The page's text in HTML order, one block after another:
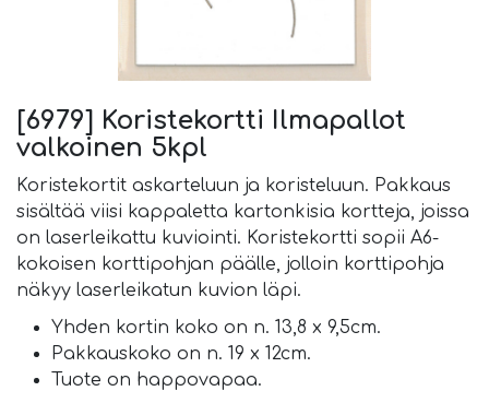
[6979] Koristekortti Ilmapallot
valkoinen 5kpl
Koristekortit askarteluun ja koristeluun. Pakkaus
sisältää viisi kappaletta kartonkisia kortteja, joissa
on laserleikattu kuviointi. Koristekortti sopii A6-
kokoisen korttipohjan päälle, jolloin korttipohja
näkyy laserleikatun kuvion läpi.
Yhden kortin koko on n. 13,8 x 9,5cm.
Pakkauskoko on n. 19 x 12cm.
Tuote on happovapaa.